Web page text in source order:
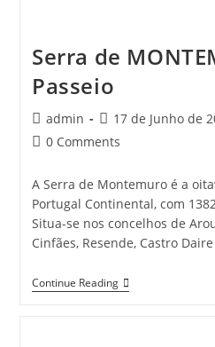
Serra de
Passeio
Post
author:
admin
Post
published:
17 de Junho de
Post0 Comments
A Serra de Montemuro é a
Portugal Continental, com
Situa-se nos concelhos de
Cinfães, Resende, Castro
Continue ReadingSerra
De